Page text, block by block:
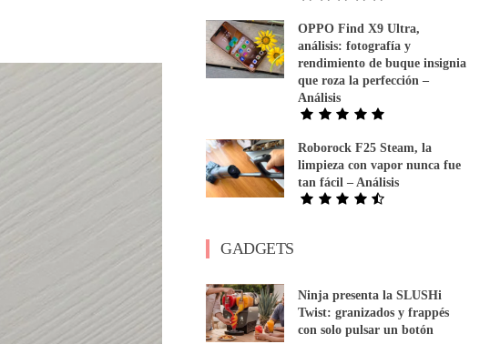
OPPO Find X9 Ultra,
análisis: fotografía y
rendimiento de buque insignia
que roza la perfección –
Análisis
Roborock F25 Steam, la
limpieza con vapor nunca fue
tan fácil – Análisis
GADGETS
Ninja presenta la SLUSHi
Twist: granizados y frappés
con solo pulsar un botón